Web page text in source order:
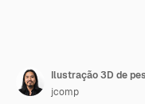
jcomp